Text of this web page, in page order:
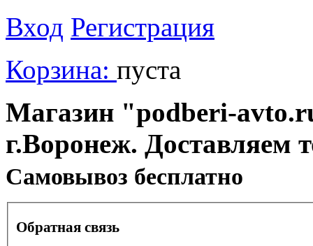
Вход Регистрация
Корзина: пуста
Магазин "podberi-
г.Воронеж. Доставляем
Cамовывоз бесплатно
Обратная связь